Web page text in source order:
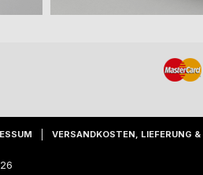
VERSANDKOSTEN, LIEFERUNG